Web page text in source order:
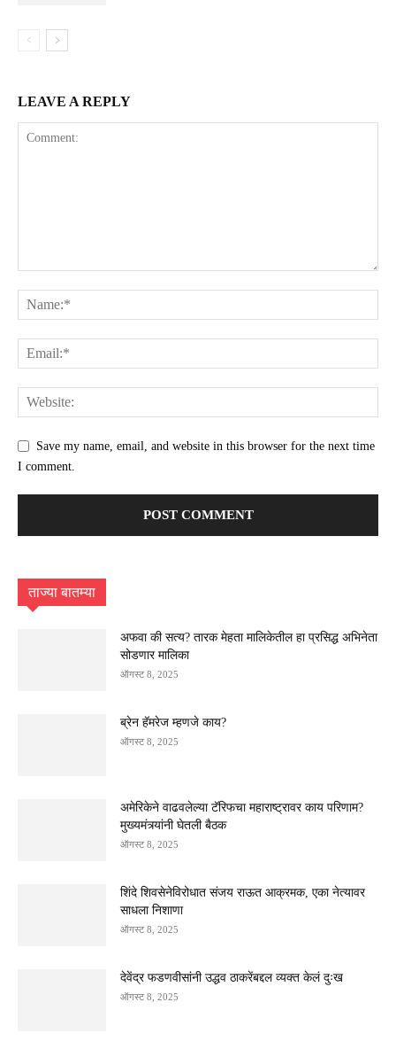
LEAVE A REPLY
Save my name, email, and website in this browser for the next time
I comment.
ताज्या बातम्या
अफवा की सत्य? तारक मेहता मालिकेतील हा प्रसिद्ध अभिनेता
सोडणार मालिका
ऑगस्ट 8, 2025
ब्रेन हॅमरेज म्हणजे काय?
ऑगस्ट 8, 2025
अमेरिकेने वाढवलेल्या टॅरिफचा महाराष्ट्रावर काय परिणाम?
मुख्यमंत्र्यांनी घेतली बैठक
ऑगस्ट 8, 2025
शिंदे शिवसेनेविरोधात संजय राऊत आक्रमक, एका नेत्यावर
साधला निशाणा
ऑगस्ट 8, 2025
देवेंद्र फडणवीसांनी उद्धव ठाकरेंबद्दल व्यक्त केलं दुःख
ऑगस्ट 8, 2025